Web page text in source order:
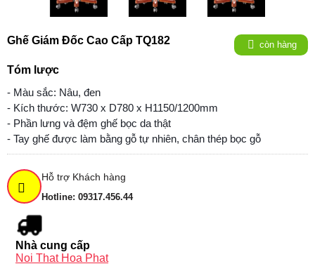
Ghế Giám Đốc Cao Cấp TQ182 còn hàng
Tóm lược
- Màu sắc: Nâu, đen
- Kích thước: W730 x D780 x H1150/1200mm
- Phần lưng và đệm ghế bọc da thật
- Tay ghế được làm bằng gỗ tự nhiên, chân thép bọc gỗ
Hỗ trợ Khách hàng
Hotline: 09317.456.44
Nhà cung cấp
Noi That Hoa Phat